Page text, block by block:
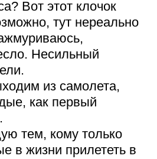
Вот этот клочок
тут нереально
Несильный
из самолета,
как первый
тем, кому только
в жизни прилететь в